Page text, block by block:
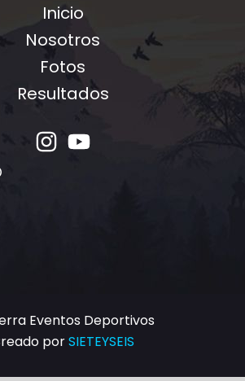
Inicio
Nosotros
Fotos
Resultados
Eventos Deportivos
porSIETEYSEIS